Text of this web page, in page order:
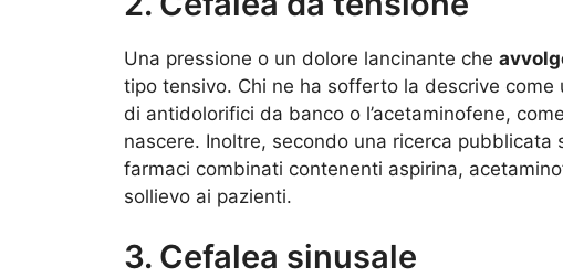
Una pressione o un dolore lancinante che
tipo tensivo. Chi ne ha sofferto la descrive come
di antidolorifici da banco o l’acetaminofene,
nascere. Inoltre, secondo una ricerca
farmaci combinati contenenti aspirina,
sollievo ai pazienti.
3. Cefalea sinusale